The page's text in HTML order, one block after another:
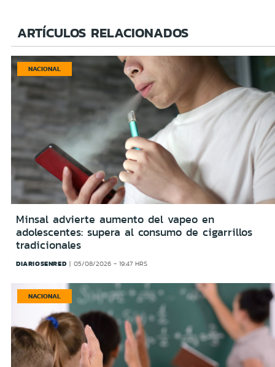
ARTÍCULOS RELACIONADOS
NACIONAL
Minsal advierte aumento del vapeo en
adolescentes: supera al consumo de cigarrillos
tradicionales
DIARIOSENRED 05/08/2026 - 19:47 HRS
NACIONAL